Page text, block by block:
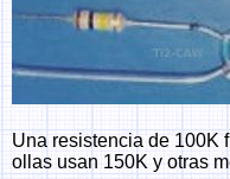
Una resistencia de 100K
ollas usan 150K y otras